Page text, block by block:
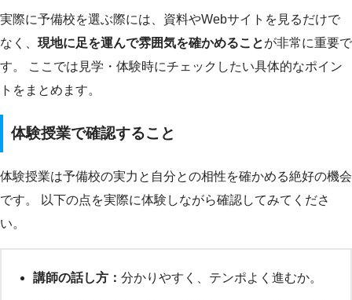
実際に予備校を選ぶ際には、資料やWebサイトを見るだけで
なく、 現地に足を運んで雰囲気を確かめることが非常に重要で
す。 ここでは見学・体験時にチェックしたい具体的なポイン
トをまとめます。
体験授業で確認すること
体験授業は予備校の実力と自分との相性を確かめる絶好の機会
です。 以下の点を実際に体験しながら確認してみてくださ
い。
講師の話し方： 分かりやすく、テンポよく進むか。